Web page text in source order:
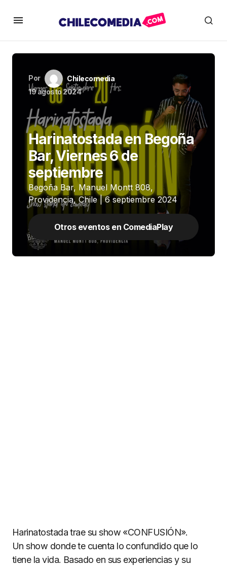
Por
Chilecomedia
19 agosto 2024
Harinatostada en Begoña
Bar, Viernes 6 de
septiembre
Begoña Bar, Manuel Montt 808,
Providencia, Chile | 6 septiembre 2024
Otros eventos en ComediaPlay
Harinatostada trae su show «CONFUSIÓN».
Un show donde te cuenta lo confundido que lo
tiene la vida. Basado en sus experiencias y su